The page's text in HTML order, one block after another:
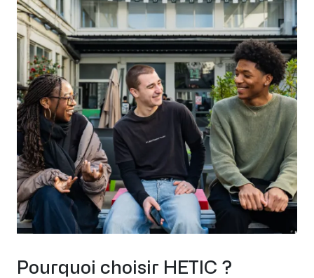
Pourquoi choisir HETIC ?